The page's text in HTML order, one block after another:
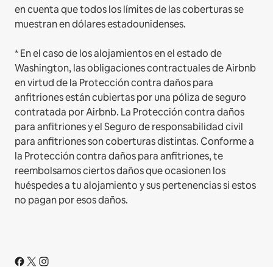
en cuenta que todos los límites de las coberturas se
muestran en dólares estadounidenses.
* En el caso de los alojamientos en el estado de
Washington, las obligaciones contractuales de Airbnb
en virtud de la Protección contra daños para
anfitriones están cubiertas por una póliza de seguro
contratada por Airbnb. La Protección contra daños
para anfitriones y el Seguro de responsabilidad civil
para anfitriones son coberturas distintas. Conforme a
la Protección contra daños para anfitriones, te
reembolsamos ciertos daños que ocasionen los
huéspedes a tu alojamiento y sus pertenencias si estos
no pagan por esos daños.